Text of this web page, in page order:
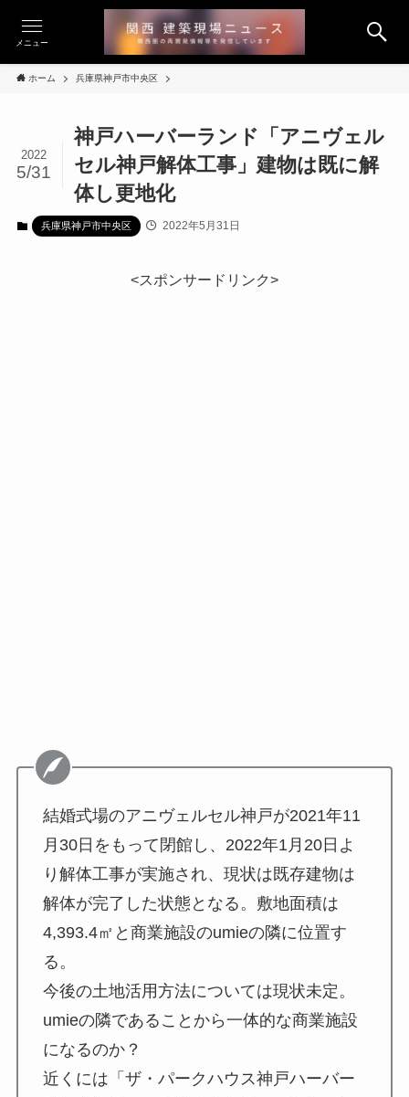
メニュー
ホーム 兵庫県神戸市中央区
神戸ハーバーランド「アニヴェル
セル神戸解体工事」建物は既に解
体し更地化
2022
5/31
兵庫県神戸市中央区 2022年5月31日
<スポンサードリンク>
結婚式場のアニヴェルセル神戸が2021年11
月30日をもって閉館し、2022年1月20日よ
り解体工事が実施され、現状は既存建物は
解体が完了した状態となる。敷地面積は
4,393.4㎡と商業施設のumieの隣に位置す
る。
今後の土地活用方法については現状未定。
umieの隣であることから一体的な商業施設
になるのか？
近くには「ザ・パークハウス神戸ハーバー